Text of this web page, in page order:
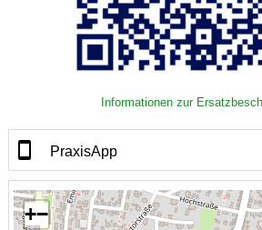
Informationen zur
PraxisApp
+−